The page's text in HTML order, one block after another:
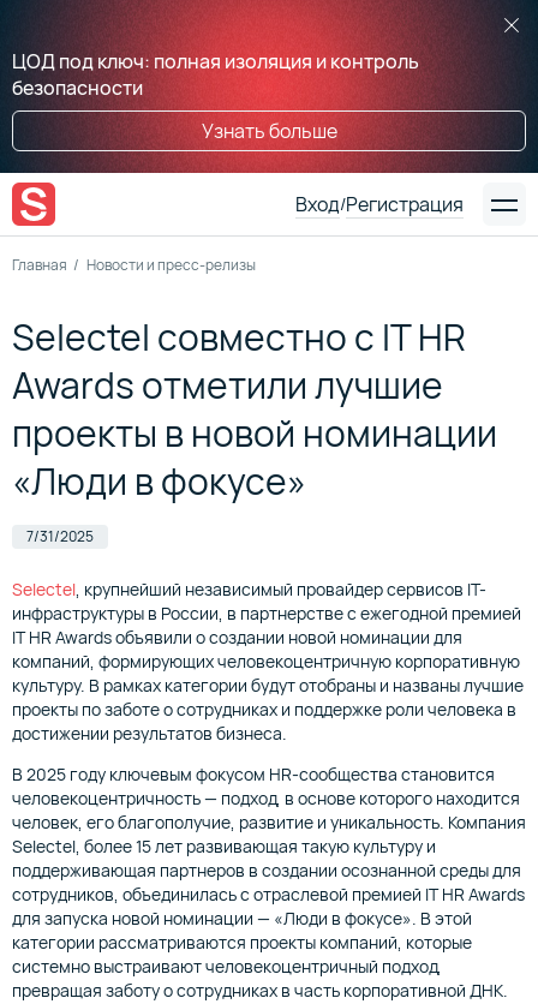
ЦОД под ключ: полная изоляция и контроль
безопасности
Узнать больше
Вход/Регистрация
Главная Новости и пресс-релизы
Selectel совместно с IT HR
Awards отметили лучшие
проекты в новой номинации
«Люди в фокусе»
7/31/2025
Selectel, крупнейший независимый провайдер сервисов IT-
инфраструктуры в России, в партнерстве с ежегодной премией
IT HR Awards объявили о создании новой номинации для
компаний, формирующих человекоцентричную корпоративную
культуру. В рамках категории будут отобраны и названы лучшие
проекты по заботе о сотрудниках и поддержке роли человека в
достижении результатов бизнеса.
В 2025 году ключевым фокусом HR-сообщества становится
человекоцентричность — подход, в основе которого находится
человек, его благополучие, развитие и уникальность. Компания
Selectel, более 15 лет развивающая такую культуру и
поддерживающая партнеров в создании осознанной среды для
сотрудников, объединилась с отраслевой премией IT HR Awards
для запуска новой номинации — «Люди в фокусе». В этой
категории рассматриваются проекты компаний, которые
системно выстраивают человекоцентричный подход,
превращая заботу о сотрудниках в часть корпоративной ДНК.